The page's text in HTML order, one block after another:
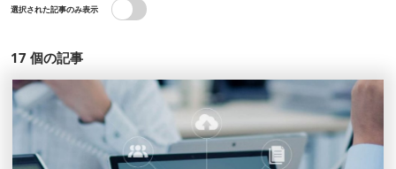
選択された記事のみ表示
17 個の記事